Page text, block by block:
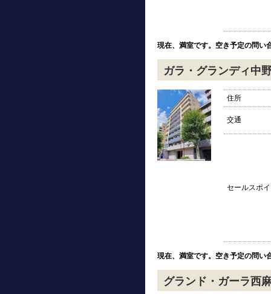
現在、満室です。空き予定の問い
ガラ・グランディ中
住所
交通
セールスポ
現在、満室です。空き予定の問い
グランド・ガーラ西